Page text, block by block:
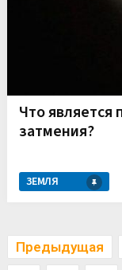
Что является
затмения?
ЗЕМЛЯ
Пагинация
Предыдущая